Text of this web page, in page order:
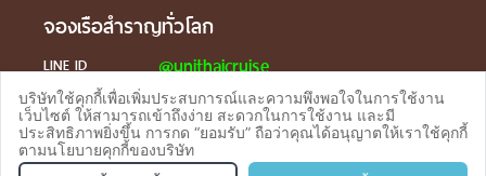
จองทัวร TEL
จองเรือสำราญทั่วโลก
LINE ID @unithaicruise
ร้องเรียน
LINE ID @unithaicare
บริษัทใช้คุกกี้เพื่อเพิ่มประสบการณ์และความพึงพอใจในการใช้งาน
เว็บไซต์ ให้สามารถเข้าถึงง่าย สะดวกในการใช้งาน และมี
ประสิทธิภาพยิ่งขึ้น การกด “ยอมรับ” ถือว่าคุณได้อนุญาตให้เราใช้คุกกี้
ตามนโยบายคุกกี้ของบริษัท